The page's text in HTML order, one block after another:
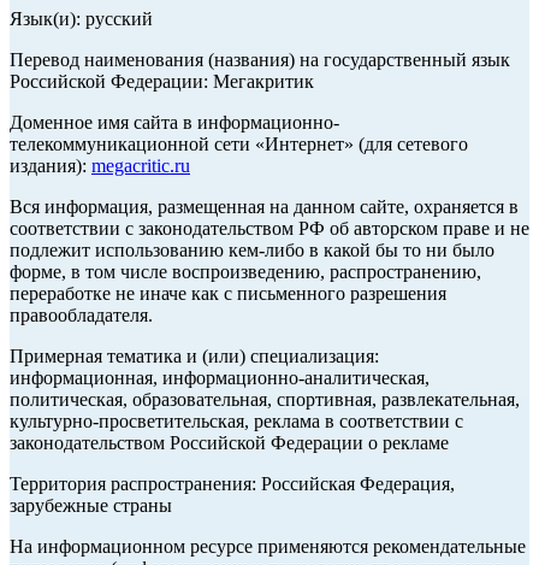
Язык(и): русский
Перевод наименования (названия) на государственный язык
Российской Федерации: Мегакритик
Доменное имя сайта в информационно-
телекоммуникационной сети «Интернет» (для сетевого
издания): megacritic.ru
Вся информация, размещенная на данном сайте, охраняется в
соответствии с законодательством РФ об авторском праве и не
подлежит использованию кем-либо в какой бы то ни было
форме, в том числе воспроизведению, распространению,
переработке не иначе как с письменного разрешения
правообладателя.
Примерная тематика и (или) специализация:
информационная, информационно-аналитическая,
политическая, образовательная, спортивная, развлекательная,
культурно-просветительская, реклама в соответствии с
законодательством Российской Федерации о рекламе
Территория распространения: Российская Федерация,
зарубежные страны
На информационном ресурсе применяются рекомендательные